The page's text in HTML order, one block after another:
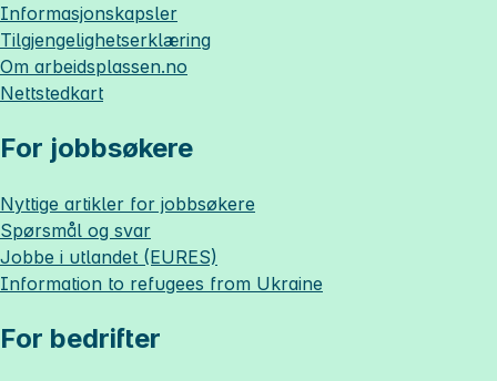
Informasjonskapsler
Tilgjengelighetserklæring
Om arbeidsplassen.no
Nettstedkart
For jobbsøkere
Nyttige artikler for jobbsøkere
Spørsmål og svar
Jobbe i utlandet (EURES)
Information to refugees from Ukraine
For bedrifter